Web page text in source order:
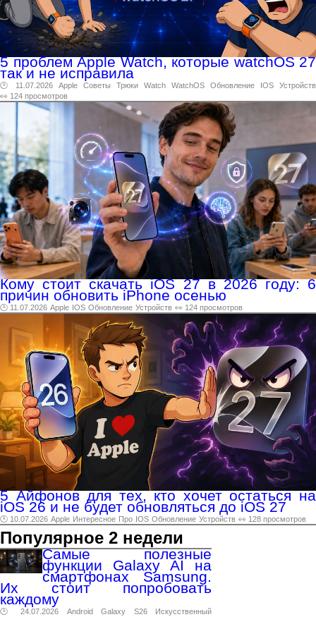
5 проблем Apple Watch, которые watchOS 27
так и не исправила
🕑 11.07.2026 Apple Советы Трюки Watch WatchOS Обновление IOS
Устройств
👀 124 просмотров
Кому стоит скачать iOS 27 в 2026 году: 6
причин обновить iPhone осенью
🕑 11.07.2026 Apple IOS Обновление Устройств 👀 124 просмотров
5 Айфонов для тех, кто хочет остаться на
iOS 26 и не будет обновляться до iOS 27
🕑 10.07.2026 Apple Интересное Про IOS Обновление Устройств 👀 128 просмотров
Популярное 2 недели
Самые полезные
функции Galaxy AI на
смартфонах Samsung.
Их стоит попробовать
каждому
🕑 24.07.2026 Android Galaxy S26
Искусственный